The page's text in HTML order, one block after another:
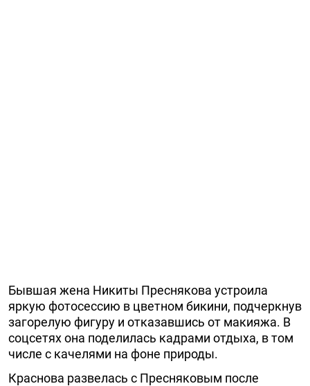
Бывшая жена Никиты Преснякова устроила
яркую фотосессию в цветном бикини, подчеркнув
загорелую фигуру и отказавшись от макияжа. В
соцсетях она поделилась кадрами отдыха, в том
числе с качелями на фоне природы.
Краснова развелась с Пресняковым после